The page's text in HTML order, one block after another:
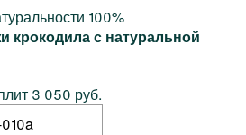
100%
крокодила с натуральной
3 050 руб.